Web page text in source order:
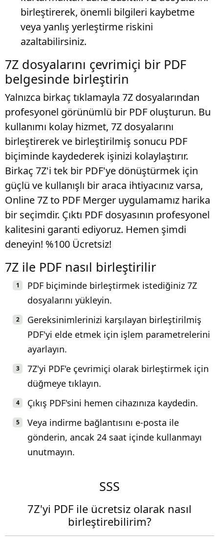
birleştirerek, önemli bilgileri kaybetme
veya yanlış yerleştirme riskini
azaltabilirsiniz.
7Z dosyalarını çevrimiçi bir PDF
belgesinde birleştirin
Yalnızca birkaç tıklamayla 7Z dosyalarından
profesyonel görünümlü bir PDF oluşturun. Bu
kullanımı kolay hizmet, 7Z dosyalarını
birleştirerek ve birleştirilmiş sonucu PDF
biçiminde kaydederek işinizi kolaylaştırır.
Birkaç 7Z'i tek bir PDF'ye dönüştürmek için
güçlü ve kullanışlı bir araca ihtiyacınız varsa,
Online 7Z to PDF Merger uygulamamız harika
bir seçimdir. Çıktı PDF dosyasının profesyonel
kalitesini garanti ediyoruz. Hemen şimdi
deneyin! %100 Ücretsiz!
7Z ile PDF nasıl birleştirilir
PDF biçiminde birleştirmek istediğiniz 7Z
dosyalarını yükleyin.
Gereksinimlerinizi karşılayan birleştirilmiş
PDF'yi elde etmek için işlem parametrelerini
ayarlayın.
7Z'yi PDF'e çevrimiçi olarak birleştirmek için
düğmeye tıklayın.
Çıkış PDF'sini hemen cihazınıza kaydedin.
Veya indirme bağlantısını e-posta ile
gönderin, ancak 24 saat içinde kullanmayı
unutmayın.
SSS
7Z'yi PDF ile ücretsiz olarak nasıl
birleştirebilirim?